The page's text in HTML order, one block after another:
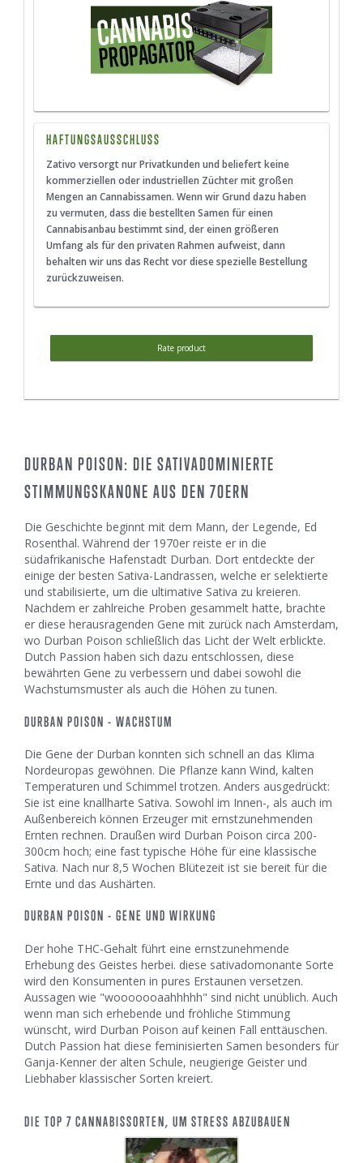
HAFTUNGSAUSSCHLUSS
Zativo versorgt nur Privatkunden und beliefert keine
kommerziellen oder industriellen Züchter mit großen
Mengen an Cannabissamen. Wenn wir Grund dazu haben
zu vermuten, dass die bestellten Samen für einen
Cannabisanbau bestimmt sind, der einen größeren
Umfang als für den privaten Rahmen aufweist, dann
behalten wir uns das Recht vor diese spezielle Bestellung
zurückzuweisen.
Rate product
DURBAN POISON: DIE SATIVADOMINIERTE
STIMMUNGSKANONE AUS DEN 70ERN
Die Geschichte beginnt mit dem Mann, der Legende, Ed
Rosenthal. Während der 1970er reiste er in die
südafrikanische Hafenstadt Durban. Dort entdeckte der
einige der besten Sativa-Landrassen, welche er selektierte
und stabilisierte, um die ultimative Sativa zu kreieren.
Nachdem er zahlreiche Proben gesammelt hatte, brachte
er diese herausragenden Gene mit zurück nach Amsterdam,
wo Durban Poison schließlich das Licht der Welt erblickte.
Dutch Passion haben sich dazu entschlossen, diese
bewährten Gene zu verbessern und dabei sowohl die
Wachstumsmuster als auch die Höhen zu tunen.
DURBAN POISON - WACHSTUM
Die Gene der Durban konnten sich schnell an das Klima
Nordeuropas gewöhnen. Die Pflanze kann Wind, kalten
Temperaturen und Schimmel trotzen. Anders ausgedrückt:
Sie ist eine knallharte Sativa. Sowohl im Innen-, als auch im
Außenbereich können Erzeuger mit ernstzunehmenden
Ernten rechnen. Draußen wird Durban Poison circa 200-
300cm hoch; eine fast typische Höhe für eine klassische
Sativa. Nach nur 8,5 Wochen Blütezeit ist sie bereit für die
Ernte und das Aushärten.
DURBAN POISON - GENE UND WIRKUNG
Der hohe THC-Gehalt führt eine ernstzunehmende
Erhebung des Geistes herbei. diese sativadomonante Sorte
wird den Konsumenten in pures Erstaunen versetzen.
Aussagen wie "wooooooaahhhhh" sind nicht unüblich. Auch
wenn man sich erhebende und fröhliche Stimmung
wünscht, wird Durban Poison auf keinen Fall enttäuschen.
Dutch Passion hat diese feminisierten Samen besonders für
Ganja-Kenner der alten Schule, neugierige Geister und
Liebhaber klassischer Sorten kreiert.
DIE TOP 7 CANNABISSORTEN, UM STRESS ABZUBAUEN